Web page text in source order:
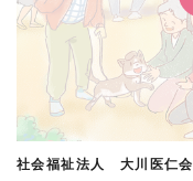
社会福祉法人 大川医仁会